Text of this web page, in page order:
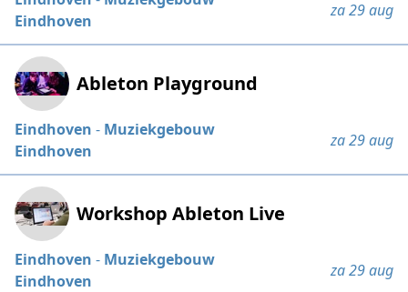
Eindhoven
za 29 aug
Ableton Playground
Eindhoven - Muziekgebouw
Eindhoven
za 29 aug
Workshop Ableton Live
Eindhoven - Muziekgebouw
Eindhoven
za 29 aug